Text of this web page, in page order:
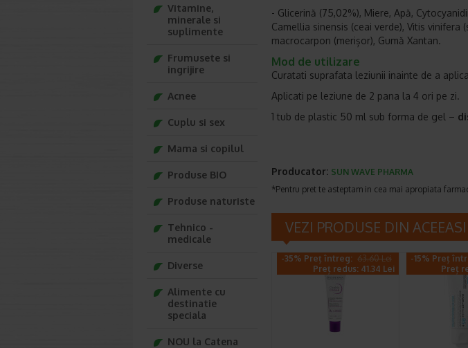
- Glicerină (75,02%), Miere, Apă,
Camellia sinensis (ceai verde), Vitis
macrocarpon (merișor), Gumă Xantan.
Mod de utilizare
Curatati suprafata leziunii inainte de a
Aplicati pe leziune de 2 pana la 4 ori pe zi.
1 tub de plastic 50 ml sub forma de gel –
Producator: SUN WAVE PHARMA
*Pentru pret te asteptam in cea mai apropiata
VEZI PRODUSE DIN
-35% Preț întreg: 63.60 Lei
Preț redus: 41.34 Lei
-15% Preț
Preț
Vitamine,
minerale si
suplimente
Frumusete si
ingrijire
Acnee
Cuplu si sex
Mama si copilul
Produse BIO
Produse naturiste
Tehnico -
medicale
Diverse
Alimente cu
destinatie
speciala
NOU la Catena